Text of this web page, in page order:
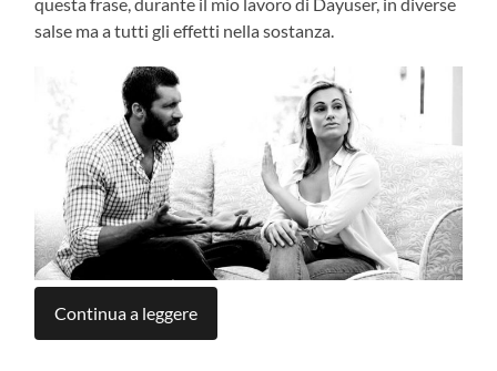
salse ma a tutti gli effetti nella sostanza.
Continua a leggere